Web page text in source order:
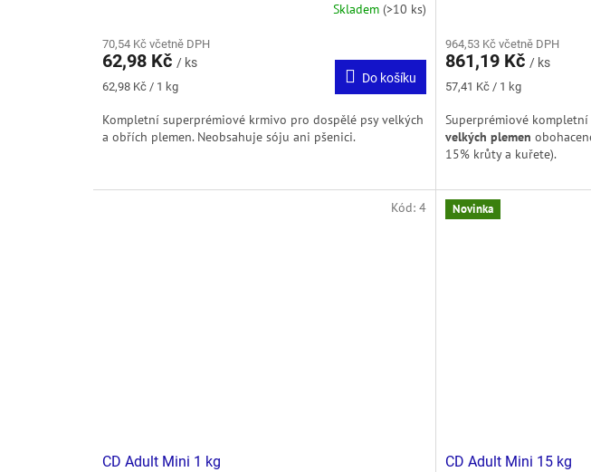
Skladem(>10 ks)
70,54 Kč včetně DPH
62,98 Kč / ks
Měrná
62,98 Kč / 1 kg
Do košíku
Kompletní superprémiové krmivo pro dospělé psy velkých
a obřích plemen. Neobsahuje sóju ani pšenici.
964,53 Kč včetně DPH
861,19 Kč / ks
Měrná
57,41 Kč / 1 kg
Superprémiové
velkých plemen
15% krůty a kuřete).
CD Adult Mini 1 kg
Kód:4 Novinka
CD Adult Mini 15 kg